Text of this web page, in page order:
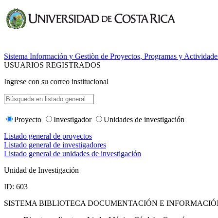
Sistema Información y Gestiòn de Proyectos, Programas y
USUARIOS REGISTRADOS
Ingrese con su correo institucional
Proyecto Investigador
Unidades de investigación
Listado general de proyectos
Listado general de investigadores
Listado general de unidades de investigación
Unidad de Investigación
ID: 603
SISTEMA BIBLIOTECA DOCUMENTACIÓN E